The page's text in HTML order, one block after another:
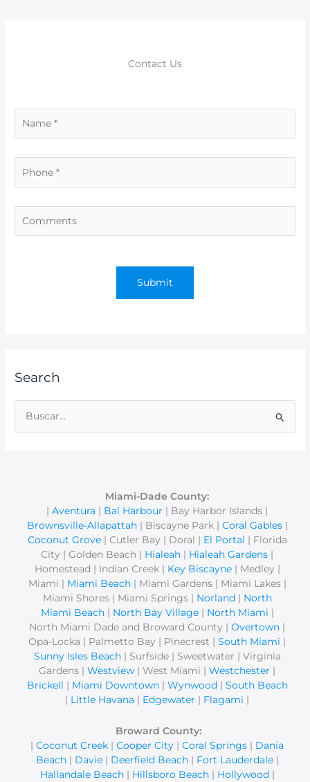
Contact Us
Search
Miami-Dade County:
| Aventura | Bal Harbour | Bay Harbor Islands |
Brownsville-Allapattah| Biscayne Park | Coral Gables|
Coconut Grove| Cutler Bay | Doral | El Portal | Florida
City | Golden Beach | Hialeah | Hialeah Gardens |
Homestead | Indian Creek | Key Biscayne| Medley |
Miami | Miami Beach| Miami Gardens | Miami Lakes |
Miami Shores | Miami Springs | Norland | North
Miami Beach| North Bay Village| North Miami |
North Miami Dade and Broward County | Overtown |
Opa-Locka | Palmetto Bay | Pinecrest | South Miami |
Sunny Isles Beach| Surfside | Sweetwater | Virginia
Gardens | Westview | West Miami | Westchester |
Brickell | Miami Downtown| Wynwood | South Beach
| Little Havana | Edgewater | Flagami |
Broward County:
| Coconut Creek | Cooper City | Coral Springs | Dania
Beach| Davie| Deerfield Beach| Fort Lauderdale|
Hallandale Beach| Hillsboro Beach| Hollywood|